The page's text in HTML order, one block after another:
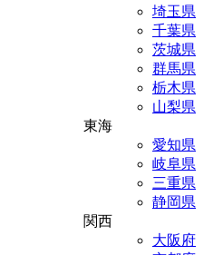
埼玉県
千葉県
茨城県
群馬県
栃木県
山梨県
東海
愛知県
岐阜県
三重県
静岡県
関西
大阪府